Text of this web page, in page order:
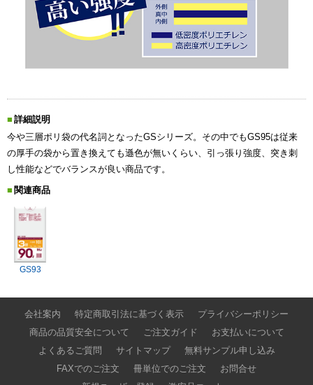
詳細説明
今や三層ポリ袋の代名詞となったGSシリーズ。その中でもGS95は従来
の厚手の袋から置き換えても遜色が無いくらい、引っ張り強度、突き刺
し性能などでバランスが良い商品です。
関連商品
GS93
会社案内 特定商取引法に基づく表示
プライバシーポリシー
商品の品質安全について
ご注文ガイド
お支払いについて
よくあるご質問
サイトマップ
無料サンプル申し込み
FAXでのご注文
冊単位でのご注文
お問合せ